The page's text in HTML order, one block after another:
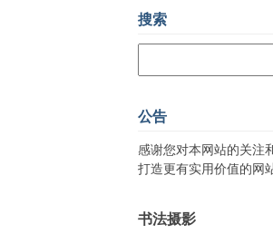
搜索
公告
感谢您对本网站的关注
打造更有实用价值的网
书法摄影